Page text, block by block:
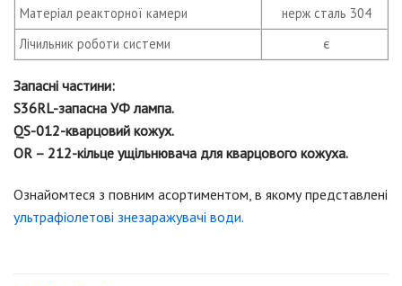
Матеріал реакторної камери
нерж сталь 304
Лічильник роботи системи
є
Запасні частини:
S36RL-запасна УФ лампа.
QS-012-кварцовий кожух.
OR – 212-кільце ущільнювача для кварцового кожуха.
Ознайомтеся з повним асортиментом, в якому представлені
ультрафіолетові знезаражувачі води.